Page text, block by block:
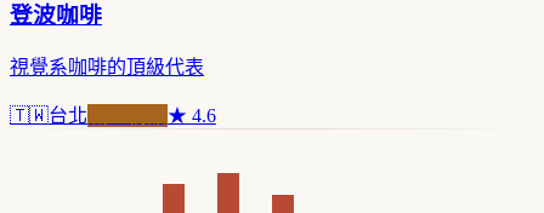
登波咖啡
視覺系咖啡的頂級代表
🇹🇼台北 ★ 4.6